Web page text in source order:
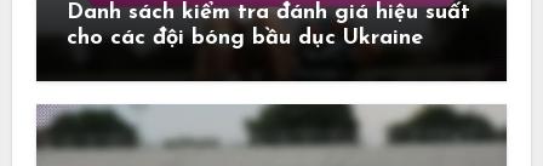
Danh sách kiểm tra đánh giá hiệu suất
cho các đội bóng bầu dục Ukraine